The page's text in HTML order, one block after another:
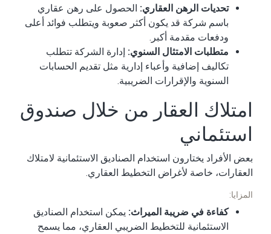
تحديات الرهن العقاري: الحصول على رهن عقاري
باسم شركة قد يكون أكثر صعوبة ويتطلب فوائد أعلى
ودفعات مقدمة أكبر.
متطلبات الامتثال السنوي: إدارة الشركة تتطلب
تكاليف إضافية وأعباء إدارية مثل تقديم الحسابات
السنوية والإقرارات الضريبية.
امتلاك العقار من خلال صندوق
استئماني
بعض الأفراد يختارون استخدام الصناديق الاستئمانية لامتلاك
العقارات، خاصة لأغراض التخطيط العقاري.
المزايا:
كفاءة في ضريبة الميراث: يمكن استخدام الصناديق
الاستئمانية للتخطيط الضريبي العقاري، مما يسمح